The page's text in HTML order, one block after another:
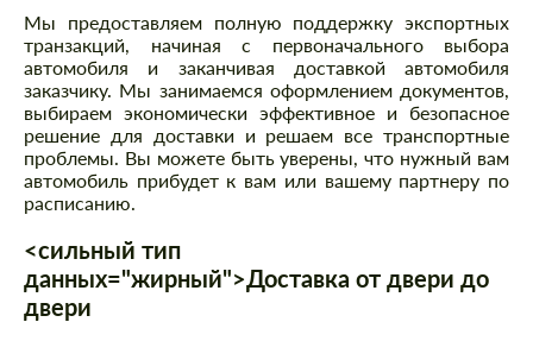
Мы предоставляем полную поддержку экспортных
транзакций, начиная с первоначального выбора
автомобиля и заканчивая доставкой автомобиля
заказчику. Мы занимаемся оформлением документов,
выбираем экономически эффективное и безопасное
решение для доставки и решаем все транспортные
проблемы. Вы можете быть уверены, что нужный вам
автомобиль прибудет к вам или вашему партнеру по
расписанию.
<сильный тип
данных="жирный">Доставка от двери до
двери